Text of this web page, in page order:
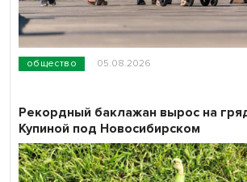
общество 05.08.2026
Рекордный баклажан вырос на
Купиной под Новосибирском